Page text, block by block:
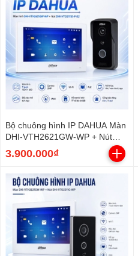
Bộ chuông hình IP DAHUA Màn
DHI-VTH2621GW-WP + Nút
DHI-VTO2111D-P-S2
3.900.000₫